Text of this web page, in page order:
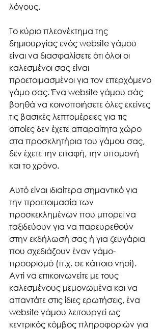
λόγους.
Το κύριο πλεονέκτημα της
δημιουργίας ενός website γάμου
είναι να διασφαλίσετε ότι όλοι οι
καλεσμένοι σας είναι
προετοιμασμένοι για τον επερχόμενο
γάμο σας. Ένα website γάμου σάς
βοηθά να κοινοποιήσετε όλες εκείνες
τις βασικές λεπτομέρειες για τις
οποίες δεν έχετε απαραίτητα χώρο
στα προσκλητήρια του γάμου σας,
δεν έχετε την επαφή, την υπομονή
και το χρόνο.
Αυτό είναι ιδιαίτερα σημαντικό για
την προετοιμασία των
προσκεκλημένων που μπορεί να
ταξιδεύουν για να παρευρεθούν
στην εκδήλωσή σας ή για ζευγάρια
που σχεδιάζουν έναν γάμο-
προορισμό (π.χ. σε κάποιο νησί).
Αντί να επικοινωνείτε με τους
καλεσμένους μεμονωμένα και να
απαντάτε στις ίδιες ερωτήσεις, ένα
website γάμου λειτουργεί ως
κεντρικός κόμβος πληροφοριών για